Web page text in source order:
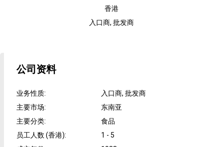
香港
入口商, 批发商
公司资料
业务性质:
入口商, 批发商
主要市场:
东南亚
主要分类:
食品
员工人数 (香港):
1 - 5